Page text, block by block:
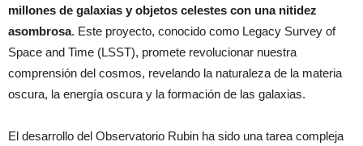
millones de galaxias y objetos celestes con una nitidez
asombrosa. Este proyecto, conocido como Legacy Survey of
Space and Time (LSST), promete revolucionar nuestra
comprensión del cosmos, revelando la naturaleza de la materia
oscura, la energía oscura y la formación de las galaxias.
El desarrollo del Observatorio Rubin ha sido una tarea compleja